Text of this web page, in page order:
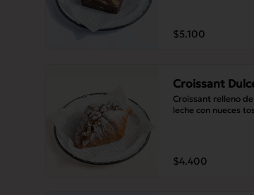
$5.100
Croissant
Croissant relleno
leche con nueces
$4.400